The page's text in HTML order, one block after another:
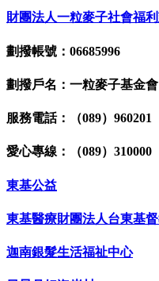
財團法人一粒麥子社會福
劃撥帳號：06685996
劃撥戶名：一粒麥子基金會
服務電話：（089）960201
愛心專線：（089）310000
東基公益
東基醫療財團法人台東基
迦南銀髮生活福祉中心